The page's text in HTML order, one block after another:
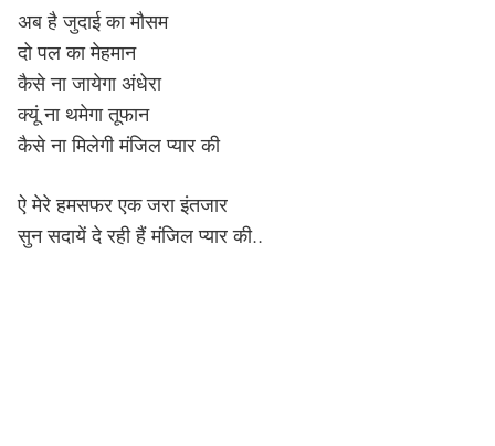
अब है जुदाई का मौसम
दो पल का मेहमान
कैसे ना जायेगा अंधेरा
क्यूं ना थमेगा तूफान
कैसे ना मिलेगी मंजिल प्यार की
ऐ मेरे हमसफर एक जरा इंतजार
सुन सदायें दे रही हैं मंजिल प्यार की..